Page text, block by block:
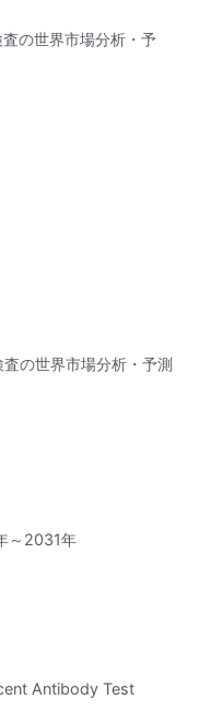
の世界市場分析・予
の世界市場分析・予測
～2031年
Antibody Test